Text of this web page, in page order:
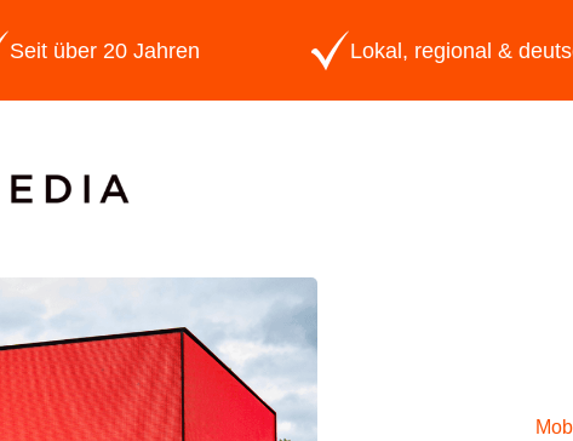
Seit über 20 Jahren Lokal, regional &